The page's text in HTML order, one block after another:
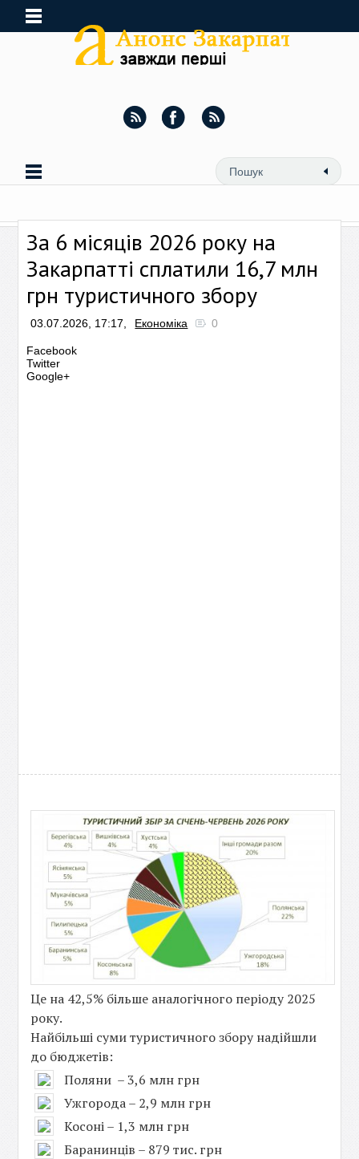
За 6 місяців 2026 року на
Закарпатті сплатили 16,7 млн
грн туристичного збору
03.07.2026, 17:17, Економіка 0
Facebook
Twitter
Google+
Це на 42,5% більше аналогічного періоду 2025
року.
Найбільші суми туристичного збору надійшли
до бюджетів:
Поляни – 3,6 млн грн
Ужгорода – 2,9 млн грн
Косоні – 1,3 млн грн
Баранинців – 879 тис. грн